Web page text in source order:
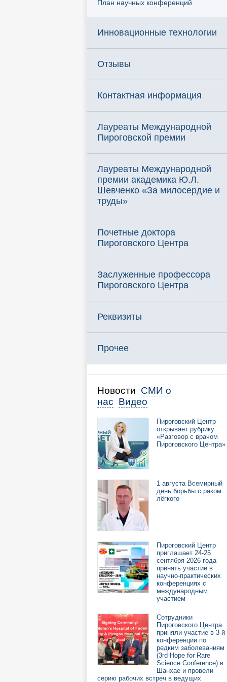
План научных конференций
Инновационные технологии
Отзывы
Контактная информация
Лауреаты Международной
Пироговской премии
Лауреаты Международной
премии академика Ю.Л.
Шевченко «За милосердие и
труды»
Почетные доктора
Пироговского Центра
Заслуженные профессора
Пироговского Центра
Реквизиты
Прочее
Новости СМИ о
нас Видео
Пироговский Центр
открывает рубрику
«Разговор с врачом
Пироговского Центра»
1 августа Всемирный
день борьбы с раком
лёгкого
Пироговский Центр
приглашает 24-25
сентября 2026 года
принять участие в
научно-практических
конференциях с
международным
участием
Сотрудники
Пироговского Центра
приняли участие в 3-й
конференции по
редким заболеваниям
(3rd Hope for Rare
Science Conference) в
Шанхае и провели
серию рабочих встреч в ведущих